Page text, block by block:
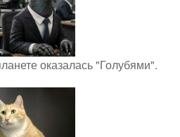
оказалась "Голубями".